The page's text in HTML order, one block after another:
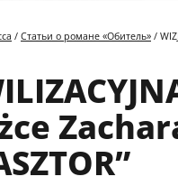
/ Статьи о романе «Обитель» /